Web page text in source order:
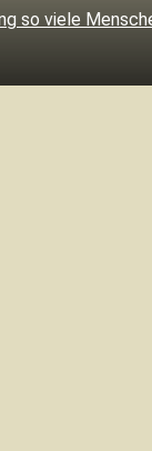
so viele